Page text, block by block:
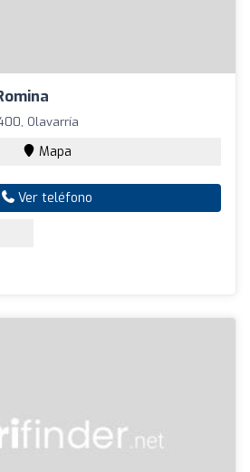
Olavarría
Mapa
Ver teléfono